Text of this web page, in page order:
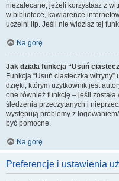
niezalecane, jeżeli korzystasz z
w bibliotece, kawiarence
uczelni itp. Jeśli nie widzisz tej
Na górę
Jak działa funkcja “Usuń
Funkcja “Usuń ciasteczka
dzięki, którym użytkownik jest
one również funkcję – jeśli
śledzenia przeczytanych i
występują problemy z
być pomocne.
Na górę
Preferencje i ustawienia